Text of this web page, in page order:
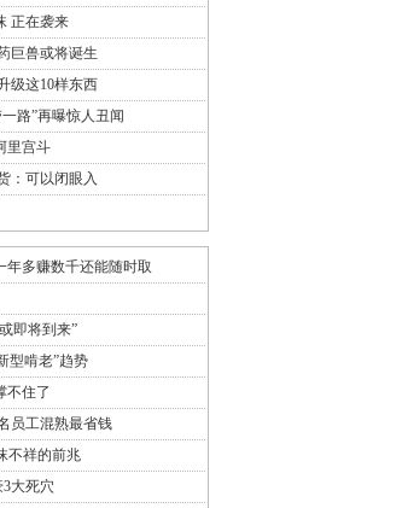
正在袭来
巨兽或将诞生
级这10样东西
路”再曝惊人丑闻
里宫斗
：可以闭眼入
年多赚数千还能随时取
即将到来”
型啃老”趋势
不住了
员工混熟最省钱
不祥的前兆
大死穴